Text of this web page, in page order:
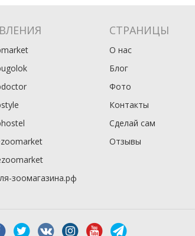
зоомагазина.рф
СТРАНИЦЫ
О нас
Блог
Фото
Контакты
Сделай сам
Отзывы